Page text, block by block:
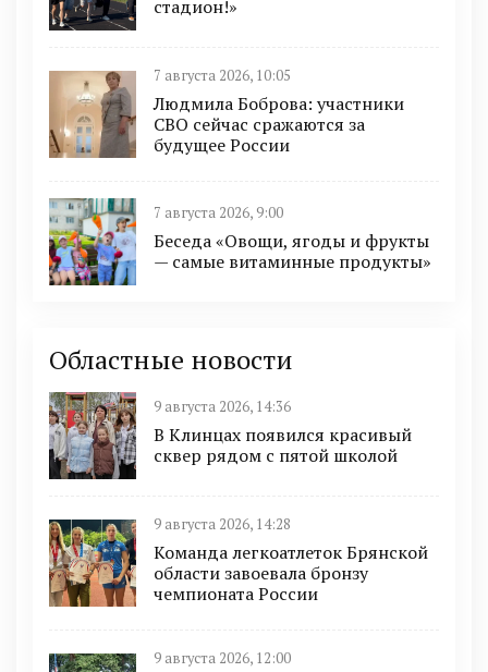
стадион!»
7 августа 2026, 10:05
Людмила Боброва: участники
СВО сейчас сражаются за
будущее России
7 августа 2026, 9:00
Беседа «Овощи, ягоды и фрукты
— самые витаминные продукты»
Областные новости
9 августа 2026, 14:36
В Клинцах появился красивый
сквер рядом с пятой школой
9 августа 2026, 14:28
Команда легкоатлеток Брянской
области завоевала бронзу
чемпионата России
9 августа 2026, 12:00